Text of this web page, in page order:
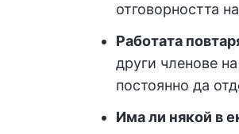
отговорността
Работата
други членове
постоянно да
Има ли някой в